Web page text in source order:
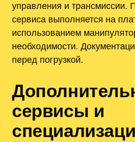
управления и трансмиссии.
сервиса выполняется на
использованием
необходимости.
перед погрузкой.
сервисы и